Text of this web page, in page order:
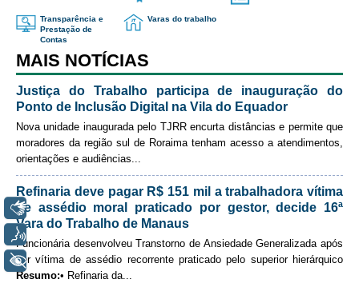
Grupo Operacional do Centro de Inteligência
Comitê de Equidade de Raça, Gênero e Diversidade
Comitê PopRuaJud
Comissão de Justiça Itinerante
Comissão Permanente de Avaliação Documental
Automação e IA
Governança
Governança de TI
Gestão Estratégica
Governança das Contratações Obras
Rede de Governança Colaborativa
Me envie uma cópia
Enviar email
Transparência e
Prestação de
Contas
Varas do trabalho
MAIS NOTÍCIAS
Justiça do Trabalho participa de inauguração do
Ponto de Inclusão Digital na Vila do Equador
Nova unidade inaugurada pelo TJRR encurta distâncias e permite que
moradores da região sul de Roraima tenham acesso a atendimentos,
orientações e audiências...
Refinaria deve pagar R$ 151 mil a trabalhadora vítima
de assédio moral praticado por gestor, decide 16ª
Vara do Trabalho de Manaus
Funcionária desenvolveu Transtorno de Ansiedade Generalizada após
ser vítima de assédio recorrente praticado pelo superior hierárquico
Resumo:• Refinaria da...
Libras
+ Acessibilidade